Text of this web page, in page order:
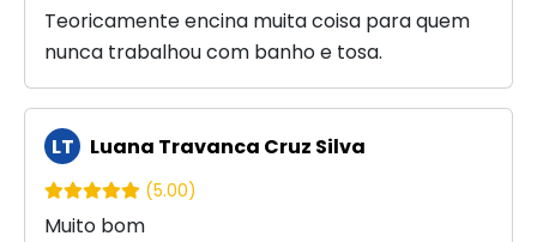
Teoricamente encina muita coisa para quem
nunca trabalhou com banho e tosa.
LT Luana Travanca Cruz Silva
(5.00)
Muito bom